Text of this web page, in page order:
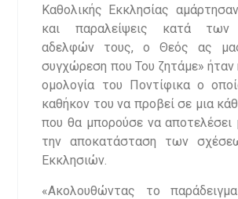
Καθολικής Εκκλησίας
και παραλείψεις κατά των
αδελφών τους, ο Θεός ας
συγχώρεση που Του ζητάμε»
ομολογία του Ποντίφικα ο
καθήκον του να προβεί σε μια
που θα μπορούσε να αποτελέσει
την αποκατάσταση των
Εκκλησιών.
«Ακολουθώντας το